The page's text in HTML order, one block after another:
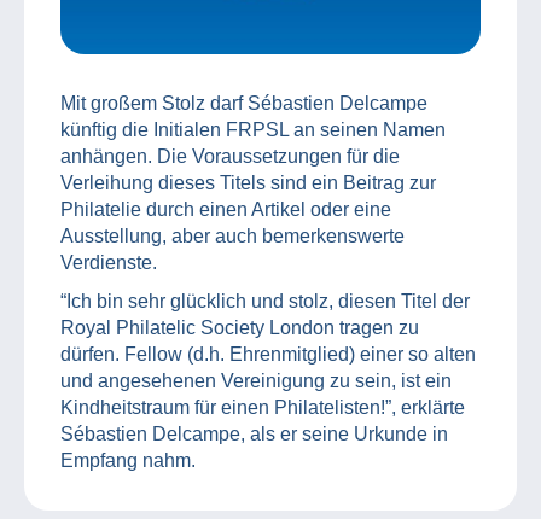
Mit großem Stolz darf Sébastien Delcampe
künftig die Initialen FRPSL an seinen Namen
anhängen. Die Voraussetzungen für die
Verleihung dieses Titels sind ein Beitrag zur
Philatelie durch einen Artikel oder eine
Ausstellung, aber auch bemerkenswerte
Verdienste.
“Ich bin sehr glücklich und stolz, diesen Titel der
Royal Philatelic Society London tragen zu
dürfen. Fellow (d.h. Ehrenmitglied) einer so alten
und angesehenen Vereinigung zu sein, ist ein
Kindheitstraum für einen Philatelisten!”, erklärte
Sébastien Delcampe, als er seine Urkunde in
Empfang nahm.